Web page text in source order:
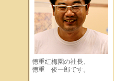
徳重紅梅園の社長、
徳重 俊一郎です。